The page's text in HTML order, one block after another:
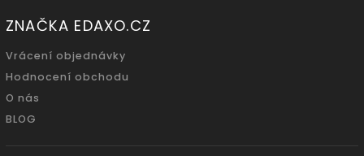
ZNAČKA EDAXO.CZ
Vrácení objednávky
Hodnocení obchodu
O nás
BLOG